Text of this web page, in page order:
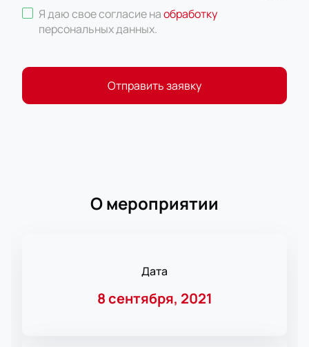
Я даю свое согласие наобработку
персональных данных.
Отправить заявку
О мероприятии
Дата
8 сентября, 2021